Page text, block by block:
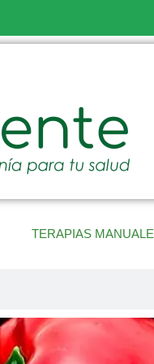
TERAPIAS